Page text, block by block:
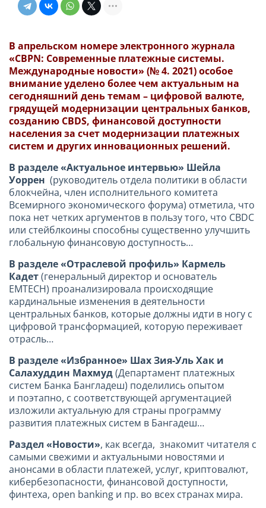
В апрельском номере электронного журнала
«CBPN: Современные платежные системы.
Международные новости» (№ 4. 2021) особое
внимание уделено более чем актуальным на
сегодняшний день темам – цифровой валюте,
грядущей модернизации центральных банков,
созданию CBDS, финансовой доступности
населения за счет модернизации платежных
систем и других инновационных решений.
В разделе «Актуальное интервью» Шейла
Уоррен (руководитель отдела политики в области
блокчейна, член исполнительного комитета
Всемирного экономического форума) отметила, что
пока нет четких аргументов в пользу того, что CBDC
или стейблкоины способны существенно улучшить
глобальную финансовую доступность…
В разделе «Отраслевой профиль» Кармель
Кадет(генеральный директор и основатель
EMTECH) проанализировала происходящие
кардинальные изменения в деятельности
центральных банков, которые должны идти в ногу с
цифровой трансформацией, которую переживает
отрасль…
В разделе «Избранное» Шах Зия-Уль Хак и
Салахуддин Махмуд(Департамент платежных
систем Банка Бангладеш) поделились опытом
и поэтапно, с соответствующей аргументацией
изложили актуальную для страны программу
развития платежных систем в Бангадеш…
Раздел «Новости», как всегда, знакомит читателя с
самыми свежими и актуальными новостями и
анонсами в области платежей, услуг, криптовалют,
кибербезопасности, финансовой доступности,
финтеха, open banking и пр. во всех странах мира.